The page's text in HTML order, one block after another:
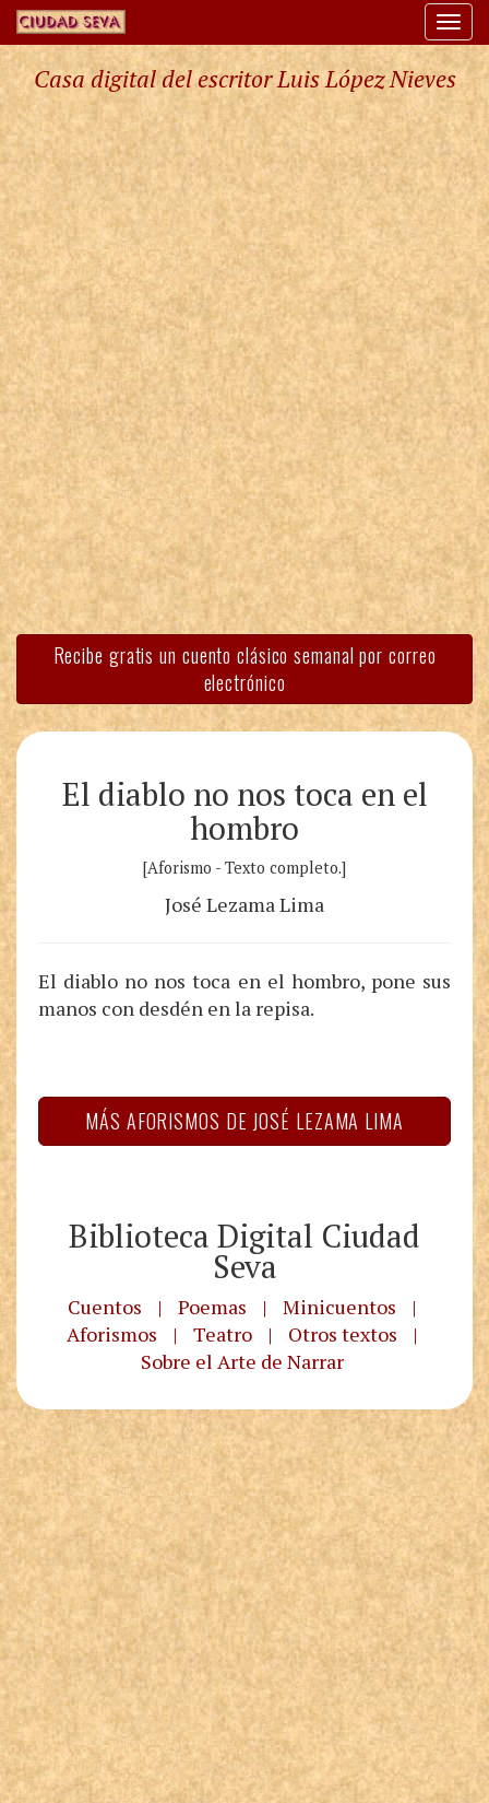
Casa digital del escritor Luis López Nieves
Recibe gratis un cuento clásico semanal por correo
electrónico
El diablo no nos toca en el
hombro
[Aforismo - Texto completo.]
José Lezama Lima
El diablo no nos toca en el hombro, pone sus
manos con desdén en la repisa.
MÁS AFORISMOS DE JOSÉ LEZAMA LIMA
Biblioteca Digital Ciudad
Seva
Cuentos | Poemas | Minicuentos
|
Aforismos
| Teatro | Otros textos
|
Sobre el Arte de Narrar